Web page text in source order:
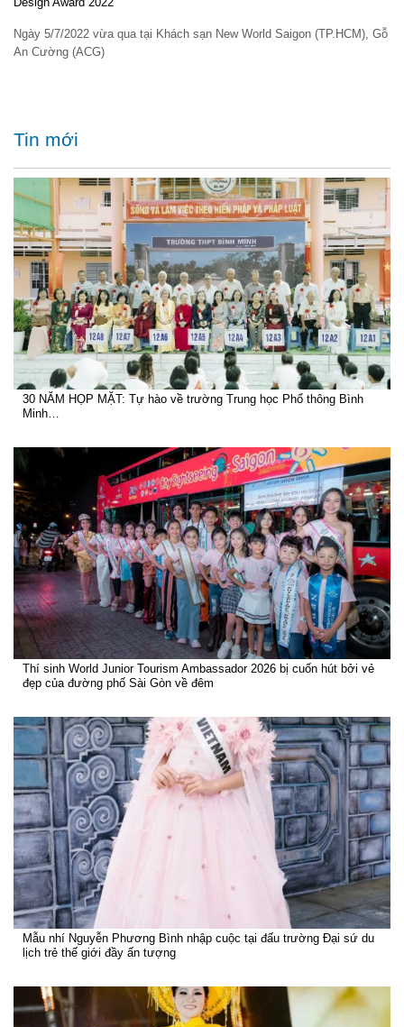
Ngày 5/7/2022 vừa qua tại Khách sạn New World Saigon (TP.HCM), Gỗ
An Cường (ACG)
Tin mới
30 NĂM HỌP MẶT: Tự hào về trường Trung học Phổ thông Bình
Minh…
Thí sinh World Junior Tourism Ambassador 2026 bị cuốn hút bởi vẻ
đẹp của đường phố Sài Gòn về đêm
Mẫu nhí Nguyễn Phương Bình nhập cuộc tại đấu trường Đại sứ du
lịch trẻ thế giới đầy ấn tượng